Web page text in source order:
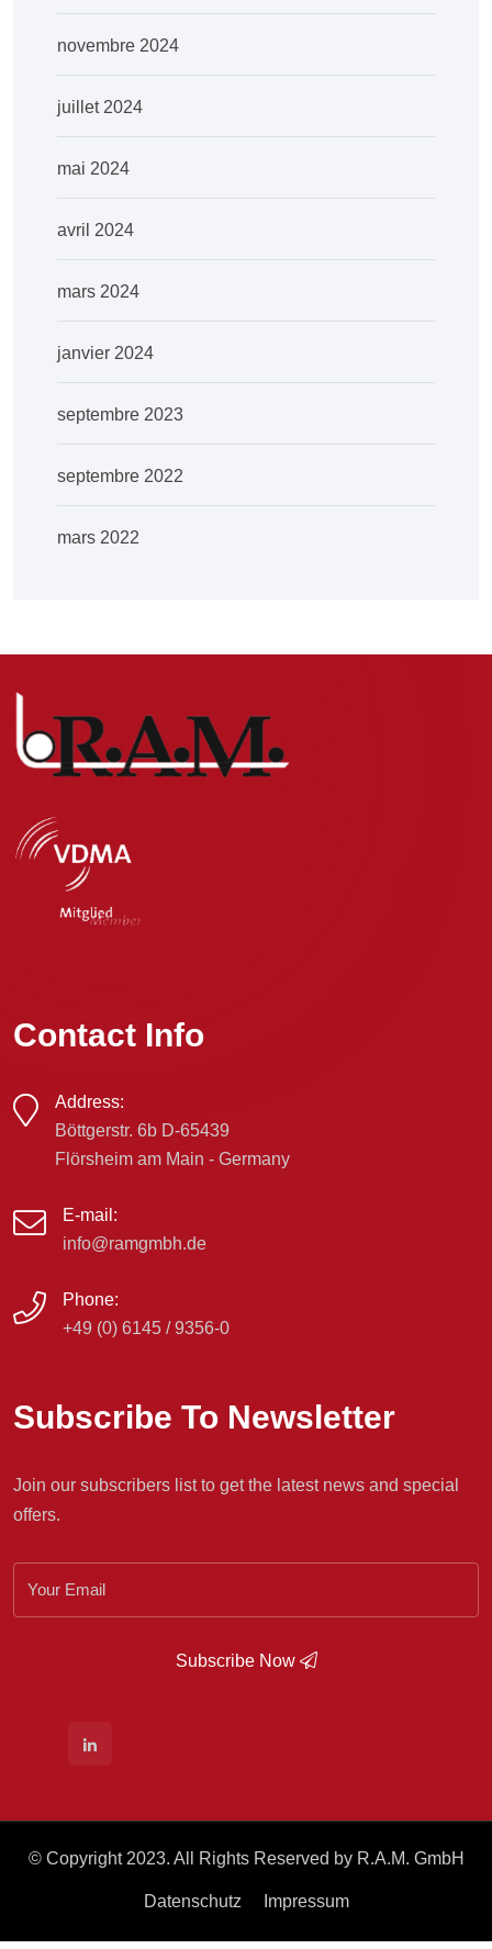
novembre 2024
juillet 2024
mai 2024
avril 2024
mars 2024
janvier 2024
septembre 2023
septembre 2022
mars 2022
Contact Info
Address:
Böttgerstr. 6b D-65439
Flörsheim am Main - Germany
E-mail:
info@ramgmbh.de
Phone:
+49 (0) 6145 / 9356-0
Subscribe To Newsletter
Join our subscribers list to get the latest news and special
offers.
Subscribe Now
© Copyright 2023. All Rights Reserved by R.A.M. GmbH
Datenschutz Impressum